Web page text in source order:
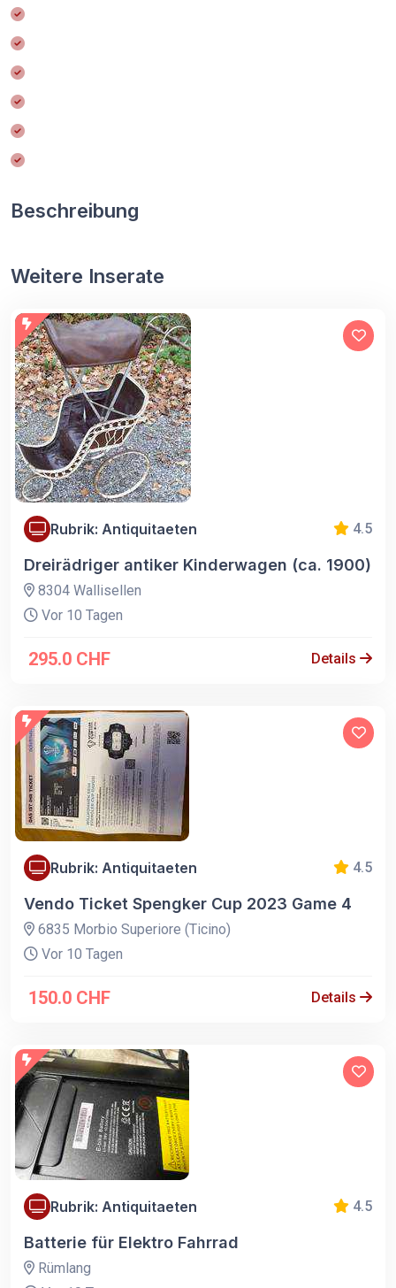
Beschreibung
Weitere Inserate
Rubrik: Antiquitaeten 4.5
Dreirädriger antiker Kinderwagen (ca. 1900)
8304 Wallisellen
Vor 10 Tagen
295.0 CHF Details
Rubrik: Antiquitaeten 4.5
Vendo Ticket Spengker Cup 2023 Game 4
6835 Morbio Superiore (Ticino)
Vor 10 Tagen
150.0 CHF Details
Rubrik: Antiquitaeten 4.5
Batterie für Elektro Fahrrad
Rümlang